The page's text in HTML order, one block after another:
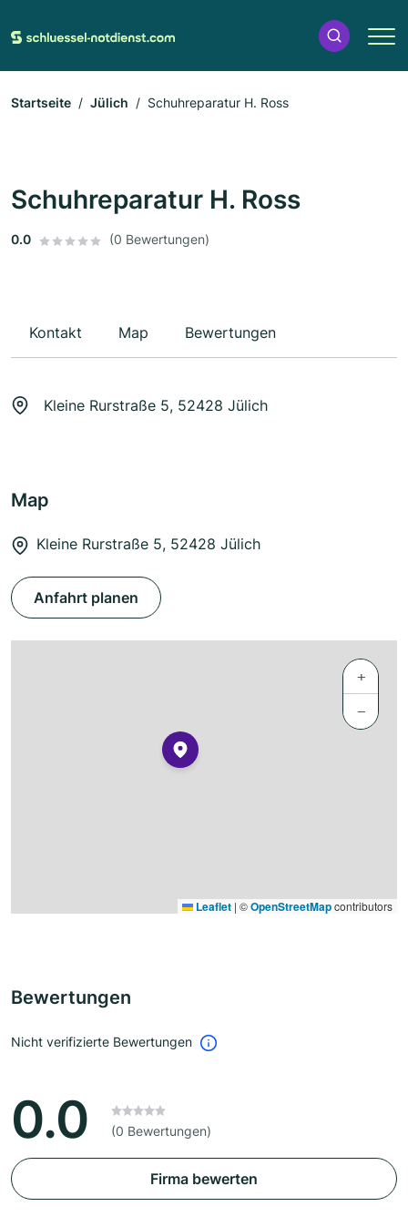
Startseite Jülich Schuhreparatur H. Ross
Schuhreparatur H. Ross
0.0 (0 Bewertungen)
Kontakt Map Bewertungen
Kleine Rurstraße 5, 52428 Jülich
Map
Kleine Rurstraße 5, 52428 Jülich
Anfahrt planen
+
−
Leaflet | ©OpenStreetMapcontributors
Bewertungen
Nicht verifizierte Bewertungen
0.0 (0 Bewertungen)
Firma bewerten